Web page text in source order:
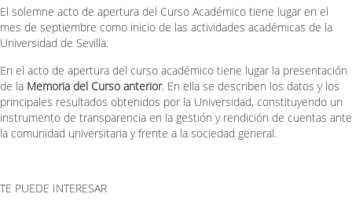
El solemne acto de apertura del Curso Académico tiene lugar en el
mes de septiembre como inicio de las actividades académicas de la
Universidad de Sevilla.
En el acto de apertura del curso académico tiene lugar la presentación
de la Memoria del Curso anterior. En ella se describen los datos y los
principales resultados obtenidos por la Universidad, constituyendo un
instrumento de transparencia en la gestión y rendición de cuentas ante
la comunidad universitaria y frente a la sociedad general.
TE PUEDE INTERESAR